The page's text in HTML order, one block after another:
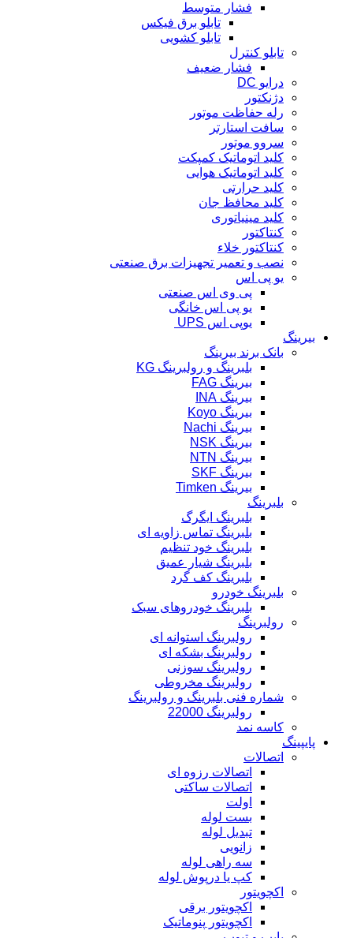
فشار متوسط
تابلو برق فیکس
تابلو کشویی
تابلو کنترل
فشار ضعیف
درایو DC
دژنکتور
رله حفاظت موتور
سافت استارتر
سروو موتور
کلید اتوماتیک کمپکت
کلید اتوماتیک هوایی
کلید حرارتی
کلید محافظ جان
کلید مینیاتوری
کنتاکتور
کنتاکتور خلاء
نصب و تعمیر تجهیزات برق صنعتی
یو پی اس
پی وی اس صنعتی
یو پی اس خانگی
یوپی اس UPS
بیرینگ
بانک برند بیرینگ
بلبرینگ و رولبرینگ KG
بیرینگ FAG
بیرینگ INA
بیرینگ Koyo
بیرینگ Nachi
بیرینگ NSK
بیرینگ NTN
بیرینگ SKF
بیرینگ Timken
بلبرینگ
بلبرینگ ایگرگ
بلبرینگ تماس زاویه ای
بلبرینگ خود تنظیم
بلبرینگ شیار عمیق
بلبرینگ کف گرد
بلبرینگ خودرو
بلبرینگ خودروهای سبک
رولبرینگ
رولبرینگ استوانه ای
رولبرینگ بشکه ای
رولبرینگ سوزنی
رولبرینگ مخروطی
شماره فنی بلبرینگ و رولبرینگ
رولبرینگ 22000
کاسه نمد
پایپینگ
اتصالات
اتصالات رزوه ای
اتصالات ساکتی
اولت
بست لوله
تبدیل لوله
زانویی
سه راهی لوله
کپ یا درپوش لوله
اکچویتور
اکچویتور برقی
اکچویتور پنوماتیک